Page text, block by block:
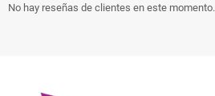
No hay reseñas de clientes en este momento.